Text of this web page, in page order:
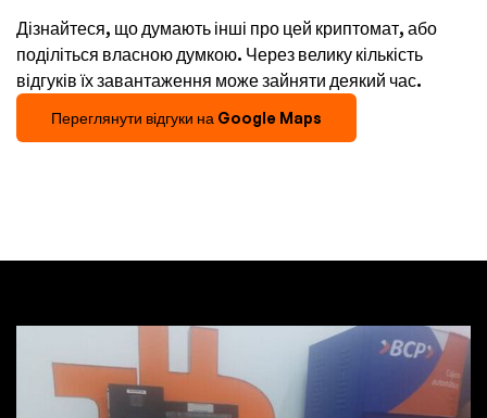
Дізнайтеся, що думають інші про цей криптомат, або
поділіться власною думкою. Через велику кількість
відгуків їх завантаження може зайняти деякий час.
Переглянути відгуки на Google Maps